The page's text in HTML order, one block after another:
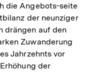
die Angebots-seite
der neunziger
drängen auf den
Zuwanderung
Jahrzehnts vor
der